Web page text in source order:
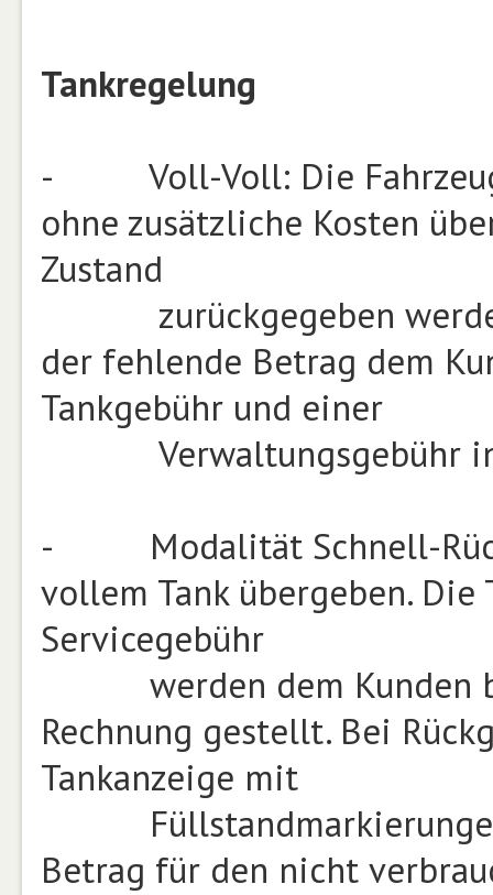
Tankregelung
- Voll-Voll: Die
ohne zusätzliche Kosten
Zustand
zurückgegeben
der fehlende Betrag dem
Tankgebühr und einer
Verwaltungsgebühr in
- Modalität Schnell-
vollem Tank übergeben.
Servicegebühr
werden dem Kunden
Rechnung gestellt. Bei
Tankanzeige mit
Füllstandmarkierungen
Betrag für den nicht